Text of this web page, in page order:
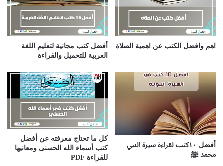
اهم وافضل الكتب عن اهمية الصلاة
أفضل كتب مجانية لتعليم اللغة
العربية للتحميل والقراءة
أفضل ١٠كتب لقراءة سيرة النبي
محمد ﷺ
كل ما تحتاج معرفته عن أفضل
كتب أسماء الله الحسنى ومعانيها
للقراءة PDF